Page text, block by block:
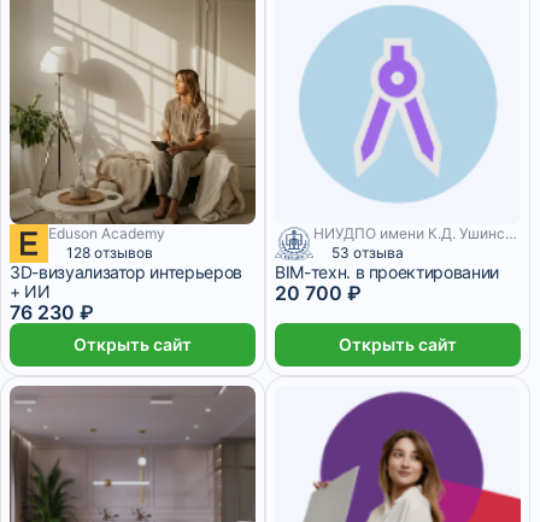
6 352 ₽/мес 3 месяца
Eduson Academy
128 отзывов
3D-визуализатор интерьеров
+ ИИ
76 230 ₽
Открыть сайт
НИУДПО имени К.Д. Ушинского
53 отзыва
BIM-техн. в проектировании
20 700 ₽
Открыть сайт